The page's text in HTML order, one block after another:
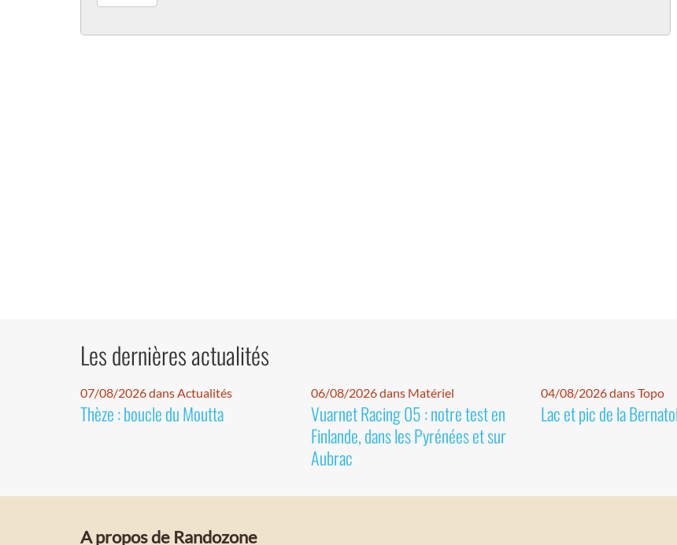
Les dernières actualités
07/08/2026 dans Actualités
Thèze : boucle du Moutta
06/08/2026 dans Matériel
Vuarnet Racing 05 : notre test en
Finlande, dans les Pyrénées et sur
Aubrac
04/08/2026 dans Topo
Lac et pic de la
A propos de Randozone